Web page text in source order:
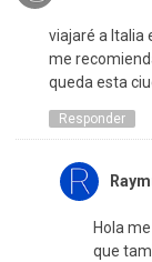
viajaré a Italia
me
queda esta
Responder
Hola
que